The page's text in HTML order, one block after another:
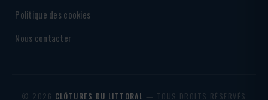
Politique des cookies
Nous contacter
© 2026 CLÔTURES DU LITTORAL — TOUS DROITS RÉSERVÉS